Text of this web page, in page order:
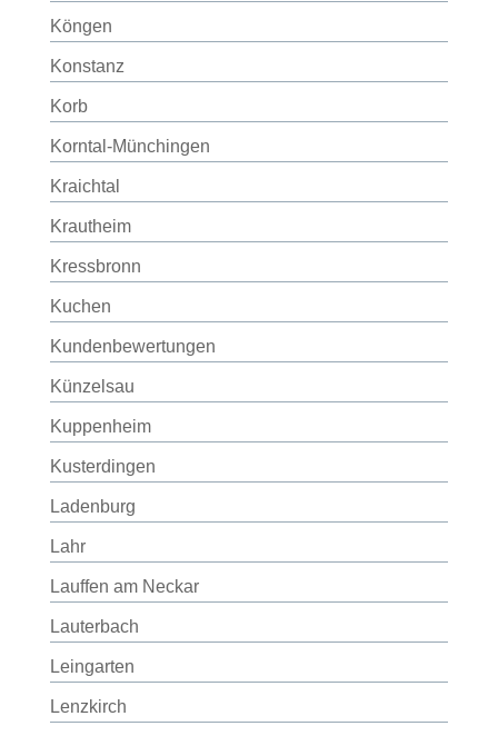
Köngen
Konstanz
Korb
Korntal-Münchingen
Kraichtal
Krautheim
Kressbronn
Kuchen
Kundenbewertungen
Künzelsau
Kuppenheim
Kusterdingen
Ladenburg
Lahr
Lauffen am Neckar
Lauterbach
Leingarten
Lenzkirch